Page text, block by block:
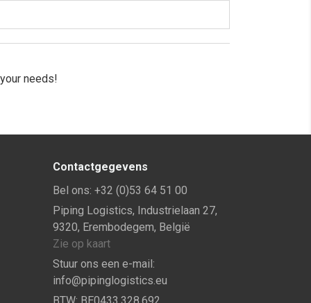
needs!
Contactgegevens
Bel ons: +32 (0)53 64 51 00
Piping Logistics, Industrielaan 27,
9320, Erembodegem, België
Zie op kaart
Stuur ons een e-mail:
info@pipinglogistics.eu